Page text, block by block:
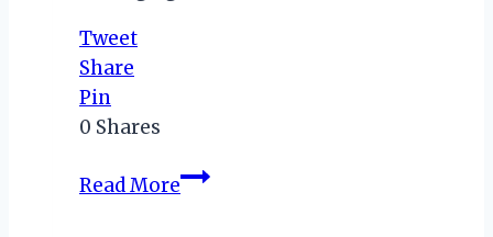
Tweet
Share
Pin
0 Shares
Read More5